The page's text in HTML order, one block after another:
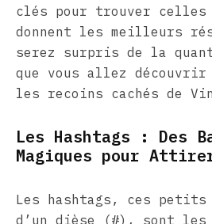
clés pour trouver celles
donnent les meilleurs
serez surpris de la
que vous allez découvrir
les recoins cachés de
Les Hashtags : Des
Magiques pour
Les hashtags, ces petits
d’un dièse (#), sont les